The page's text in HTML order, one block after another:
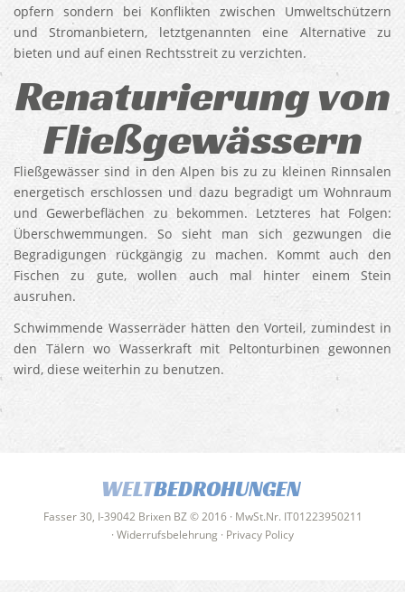
opfern sondern bei Konflikten zwischen Umweltschützern
und Stromanbietern, letztgenannten eine Alternative zu
bieten und auf einen Rechtsstreit zu verzichten.
Renaturierung von
Fließgewässern
Fließgewässer sind in den Alpen bis zu zu kleinen Rinnsalen
energetisch erschlossen und dazu begradigt um Wohnraum
und Gewerbeflächen zu bekommen. Letzteres hat Folgen:
Überschwemmungen. So sieht man sich gezwungen die
Begradigungen rückgängig zu machen. Kommt auch den
Fischen zu gute, wollen auch mal hinter einem Stein
ausruhen.
Schwimmende Wasserräder hätten den Vorteil, zumindest in
den Tälern wo Wasserkraft mit Peltonturbinen gewonnen
wird, diese weiterhin zu benutzen.
WELTBEDROHUNGEN
Fasser 30, I-39042 Brixen BZ © 2016 · MwSt.Nr. IT01223950211
· Widerrufsbelehrung · Privacy Policy